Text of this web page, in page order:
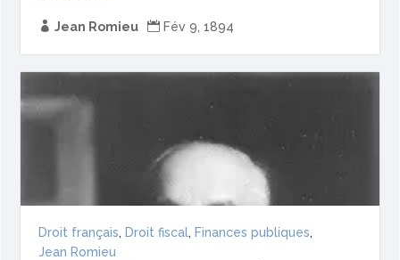
 Jean Romieu  Fév 9, 1894
Droit français, Droit fiscal, Finances publiques,
Jean Romieu